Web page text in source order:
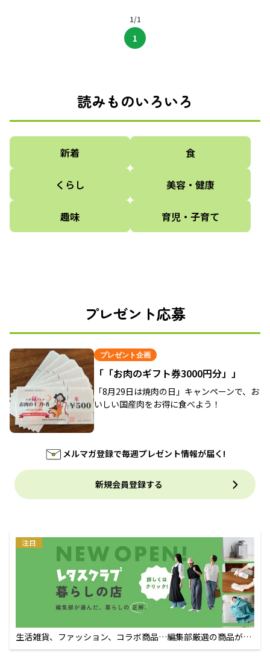
1/1
1
読みものいろいろ
新着 食
くらし 美容・健康
趣味 育児・子育て
プレゼント応募
プレゼント企画
「「お肉のギフト券3000円分」」
「8月29日は焼肉の日」キャンペーンで、お
いしい国産肉をお得に食べよう！
メルマガ登録で毎週プレゼント情報が届く!
新規会員登録する
注目
生活雑貨、ファッション、コラボ商品…編集部厳選の商品が買
えるECサイト